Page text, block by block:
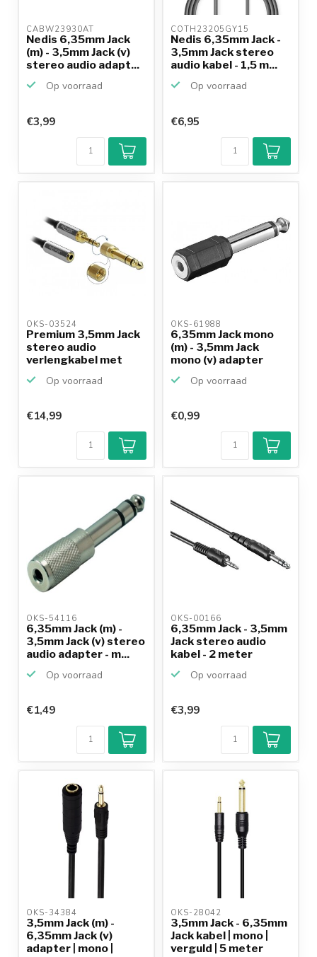
CABW23930AT
Nedis 6,35mm Jack
(m) - 3,5mm Jack (v)
stereo audio adapt...
Op voorraad
€3,99
COTH23205GY15
Nedis 6,35mm Jack -
3,5mm Jack stereo
audio kabel - 1,5 m...
Op voorraad
€6,95
OKS-03524
Premium 3,5mm Jack
stereo audio
verlengkabel met
Op voorraad
€14,99
OKS-61988
6,35mm Jack mono
(m) - 3,5mm Jack
mono (v) adapter
Op voorraad
9,2/10
Achteraf
betalen mogelijk
€0,99
OKS-54116
6,35mm Jack (m) -
3,5mm Jack (v) stereo
audio adapter - m...
Op voorraad
€1,49
OKS-00166
6,35mm Jack - 3,5mm
Jack stereo audio
kabel - 2 meter
Op voorraad
€3,99
OKS-34384
3,5mm Jack (m) -
6,35mm Jack (v)
adapter | mono |
OKS-28042
3,5mm Jack - 6,35mm
Jack kabel | mono |
verguld | 5 meter